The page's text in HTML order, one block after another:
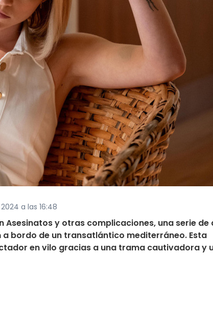
a las 16:48
Asesinatos y otras complicaciones, una serie de
bordo de un transatlántico mediterráneo. Esta
en vilo gracias a una trama cautivadora y